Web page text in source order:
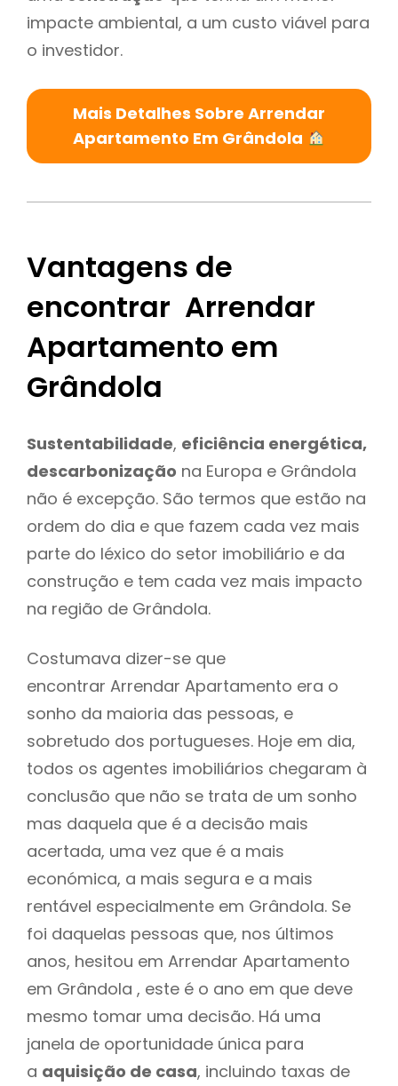
impacte ambiental, a um custo viável para
o investidor.
Mais Detalhes Sobre Arrendar
Apartamento Em Grândola
Vantagens de
encontrar Arrendar
Apartamento em
Grândola
Sustentabilidade, eficiência energética,
descarbonização na Europa e Grândola
não é excepção. São termos que estão na
ordem do dia e que fazem cada vez mais
parte do léxico do setor imobiliário e da
construção e tem cada vez mais impacto
na região de Grândola.
Costumava dizer-se que
encontrar Arrendar Apartamento era o
sonho da maioria das pessoas, e
sobretudo dos portugueses. Hoje em dia,
todos os agentes imobiliários chegaram à
conclusão que não se trata de um sonho
mas daquela que é a decisão mais
acertada, uma vez que é a mais
económica, a mais segura e a mais
rentável especialmente em Grândola. Se
foi daquelas pessoas que, nos últimos
anos, hesitou em Arrendar Apartamento
em Grândola , este é o ano em que deve
mesmo tomar uma decisão. Há uma
janela de oportunidade única para
a aquisição de casa, incluindo taxas de